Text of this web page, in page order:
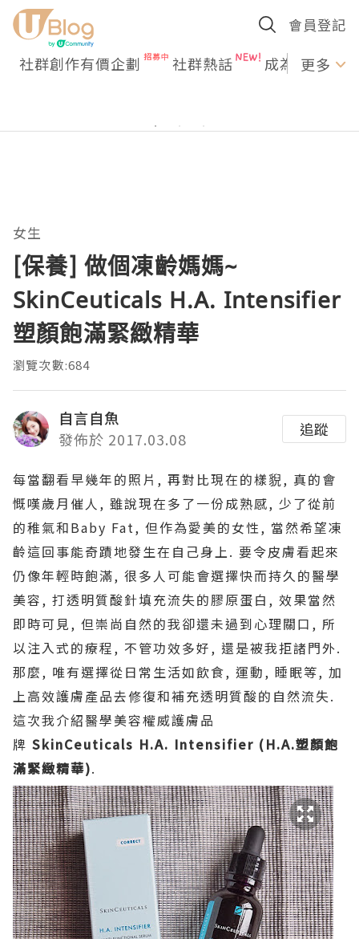
會員登記
社群創作有價企劃 社群熱話 成為U更多
女生
[保養] 做個凍齡媽媽~
SkinCeuticals H.A. Intensifier
塑顏飽滿緊緻精華
瀏覽次數:684
自言自魚
發佈於 2017.03.08
追蹤
每當翻看早幾年的照片, 再對比現在的樣貎, 真的會
慨嘆歲月催人, 雖說現在多了一份成熟感, 少了從前
的稚氣和Baby Fat, 但作為愛美的女性, 當然希望凍
齡這回事能奇蹟地發生在自己身上. 要令皮膚看起來
仍像年輕時飽滿, 很多人可能會選擇快而持久的醫學
美容, 打透明質酸針填充流失的膠原蛋白, 效果當然
即時可見, 但崇尚自然的我卻還未過到心理關口, 所
以注入式的療程, 不管功效多好, 還是被我拒諸門外.
那麼, 唯有選擇從日常生活如飲食, 運動, 睡眠等, 加
上高效護膚產品去修復和補充透明質酸的自然流失.
這次我介紹醫學美容權威護膚品
牌 SkinCeuticals H.A. Intensifier (H.A.塑顏飽
滿緊緻精華).